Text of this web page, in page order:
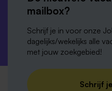
Privacy-verklaring Disclaimer
Verordening digitale diensten
Colofon
mailbox?
Schrijf je in voor onze
dagelijks/wekelijks alle
met jouw zoekgebied!
Schrijf